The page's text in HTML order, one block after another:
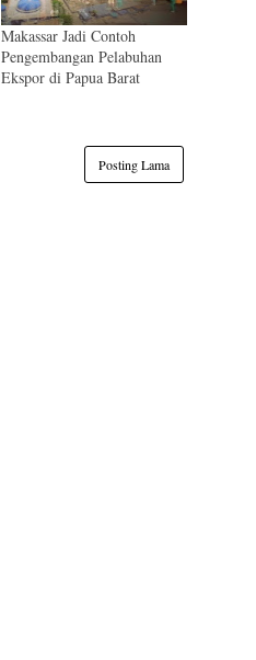
Makassar Jadi Contoh
Pengembangan Pelabuhan
Ekspor di Papua Barat
Posting Lama